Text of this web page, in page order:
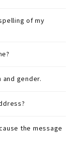
of my
gender.
the message